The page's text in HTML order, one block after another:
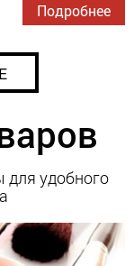
Подробнее
для удобного